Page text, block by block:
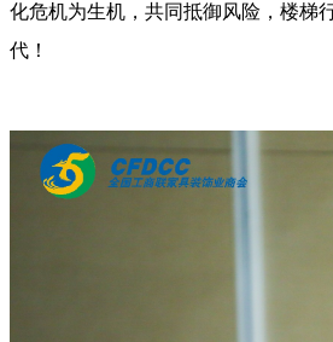
化危机为生机，共同抵御风险，楼梯
代！